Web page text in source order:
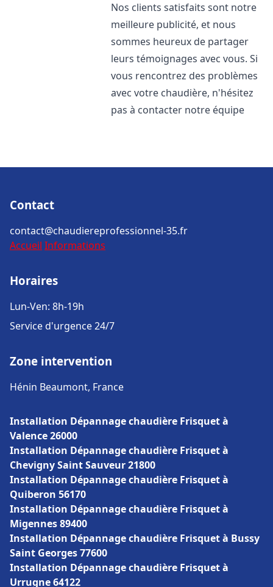
Nos clients satisfaits sont notre
meilleure publicité, et nous
sommes heureux de partager
leurs témoignages avec vous. Si
vous rencontrez des problèmes
avec votre chaudière, n'hésitez
pas à contacter notre équipe
Contact
contact@chaudiereprofessionnel-35.fr
Accueil Informations
Horaires
Lun-Ven: 8h-19h
Service d'urgence 24/7
Zone intervention
Hénin Beaumont, France
Installation Dépannage chaudière Frisquet à
Valence 26000
Installation Dépannage chaudière Frisquet à
Chevigny Saint Sauveur 21800
Installation Dépannage chaudière Frisquet à
Quiberon 56170
Installation Dépannage chaudière Frisquet à
Migennes 89400
Installation Dépannage chaudière Frisquet à Bussy
Saint Georges 77600
Installation Dépannage chaudière Frisquet à
Urrugne 64122